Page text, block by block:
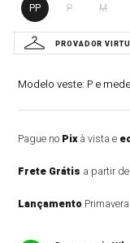
PP P M
Modelo veste: P e
Pague no Pixà vista e
Frete Grátis a partir
Lançamento